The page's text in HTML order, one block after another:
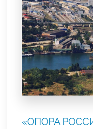
«ОПОРА